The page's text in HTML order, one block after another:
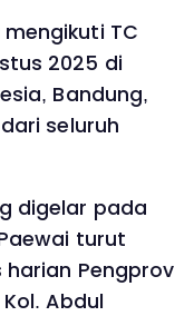
TC
2025 di
Bandung,
seluruh
digelar pada
turut
Pengprov
Abdul